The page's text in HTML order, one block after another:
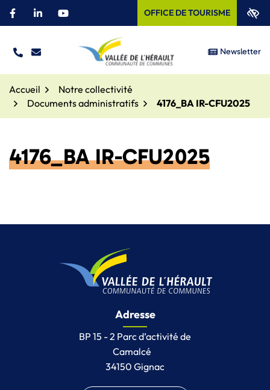
Aller
Facebook
(ouverture dans un nouvel onglet)
Linkedin
(ouverture dans un nouvel onglet)
YouTube
(ouverture dans un nouvel onglet)
OFFICE DE TOURISME
TÉL. NOUS ÉCRIRE Site officiel –
Newsletter
Accueil
Notre collectivité
Documents administratifs
4176_BA IR-CFU2025
4176_BA IR-CFU2025
Adresse
BP 15 - 2 Parc d’activité de
Camalcé
34150 Gignac